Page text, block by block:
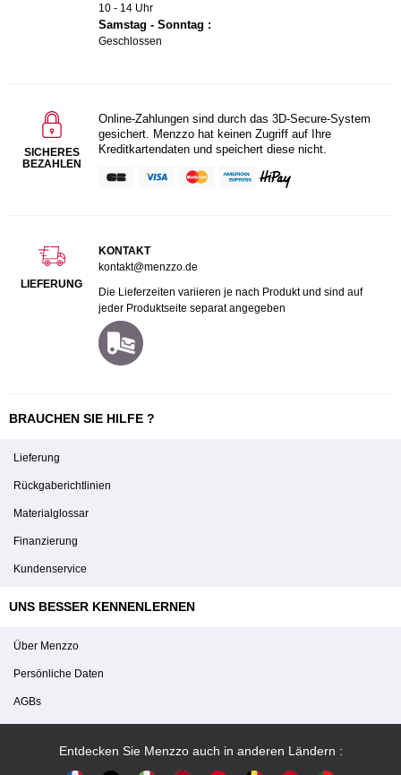
10 - 14 Uhr
Samstag - Sonntag :
Geschlossen
SICHERES
BEZAHLEN
Online-Zahlungen sind durch das 3D-Secure-System
gesichert. Menzzo hat keinen Zugriff auf Ihre
Kreditkartendaten und speichert diese nicht.
LIEFERUNG
KONTAKT
kontakt@menzzo.de
Die Lieferzeiten variieren je nach Produkt und sind auf
jeder Produktseite separat angegeben
BRAUCHEN SIE HILFE ?
Lieferung
Rückgaberichtlinien
Materialglossar
Finanzierung
Kundenservice
UNS BESSER KENNENLERNEN
Über Menzzo
Persönliche Daten
AGBs
Entdecken Sie Menzzo auch in anderen Ländern :